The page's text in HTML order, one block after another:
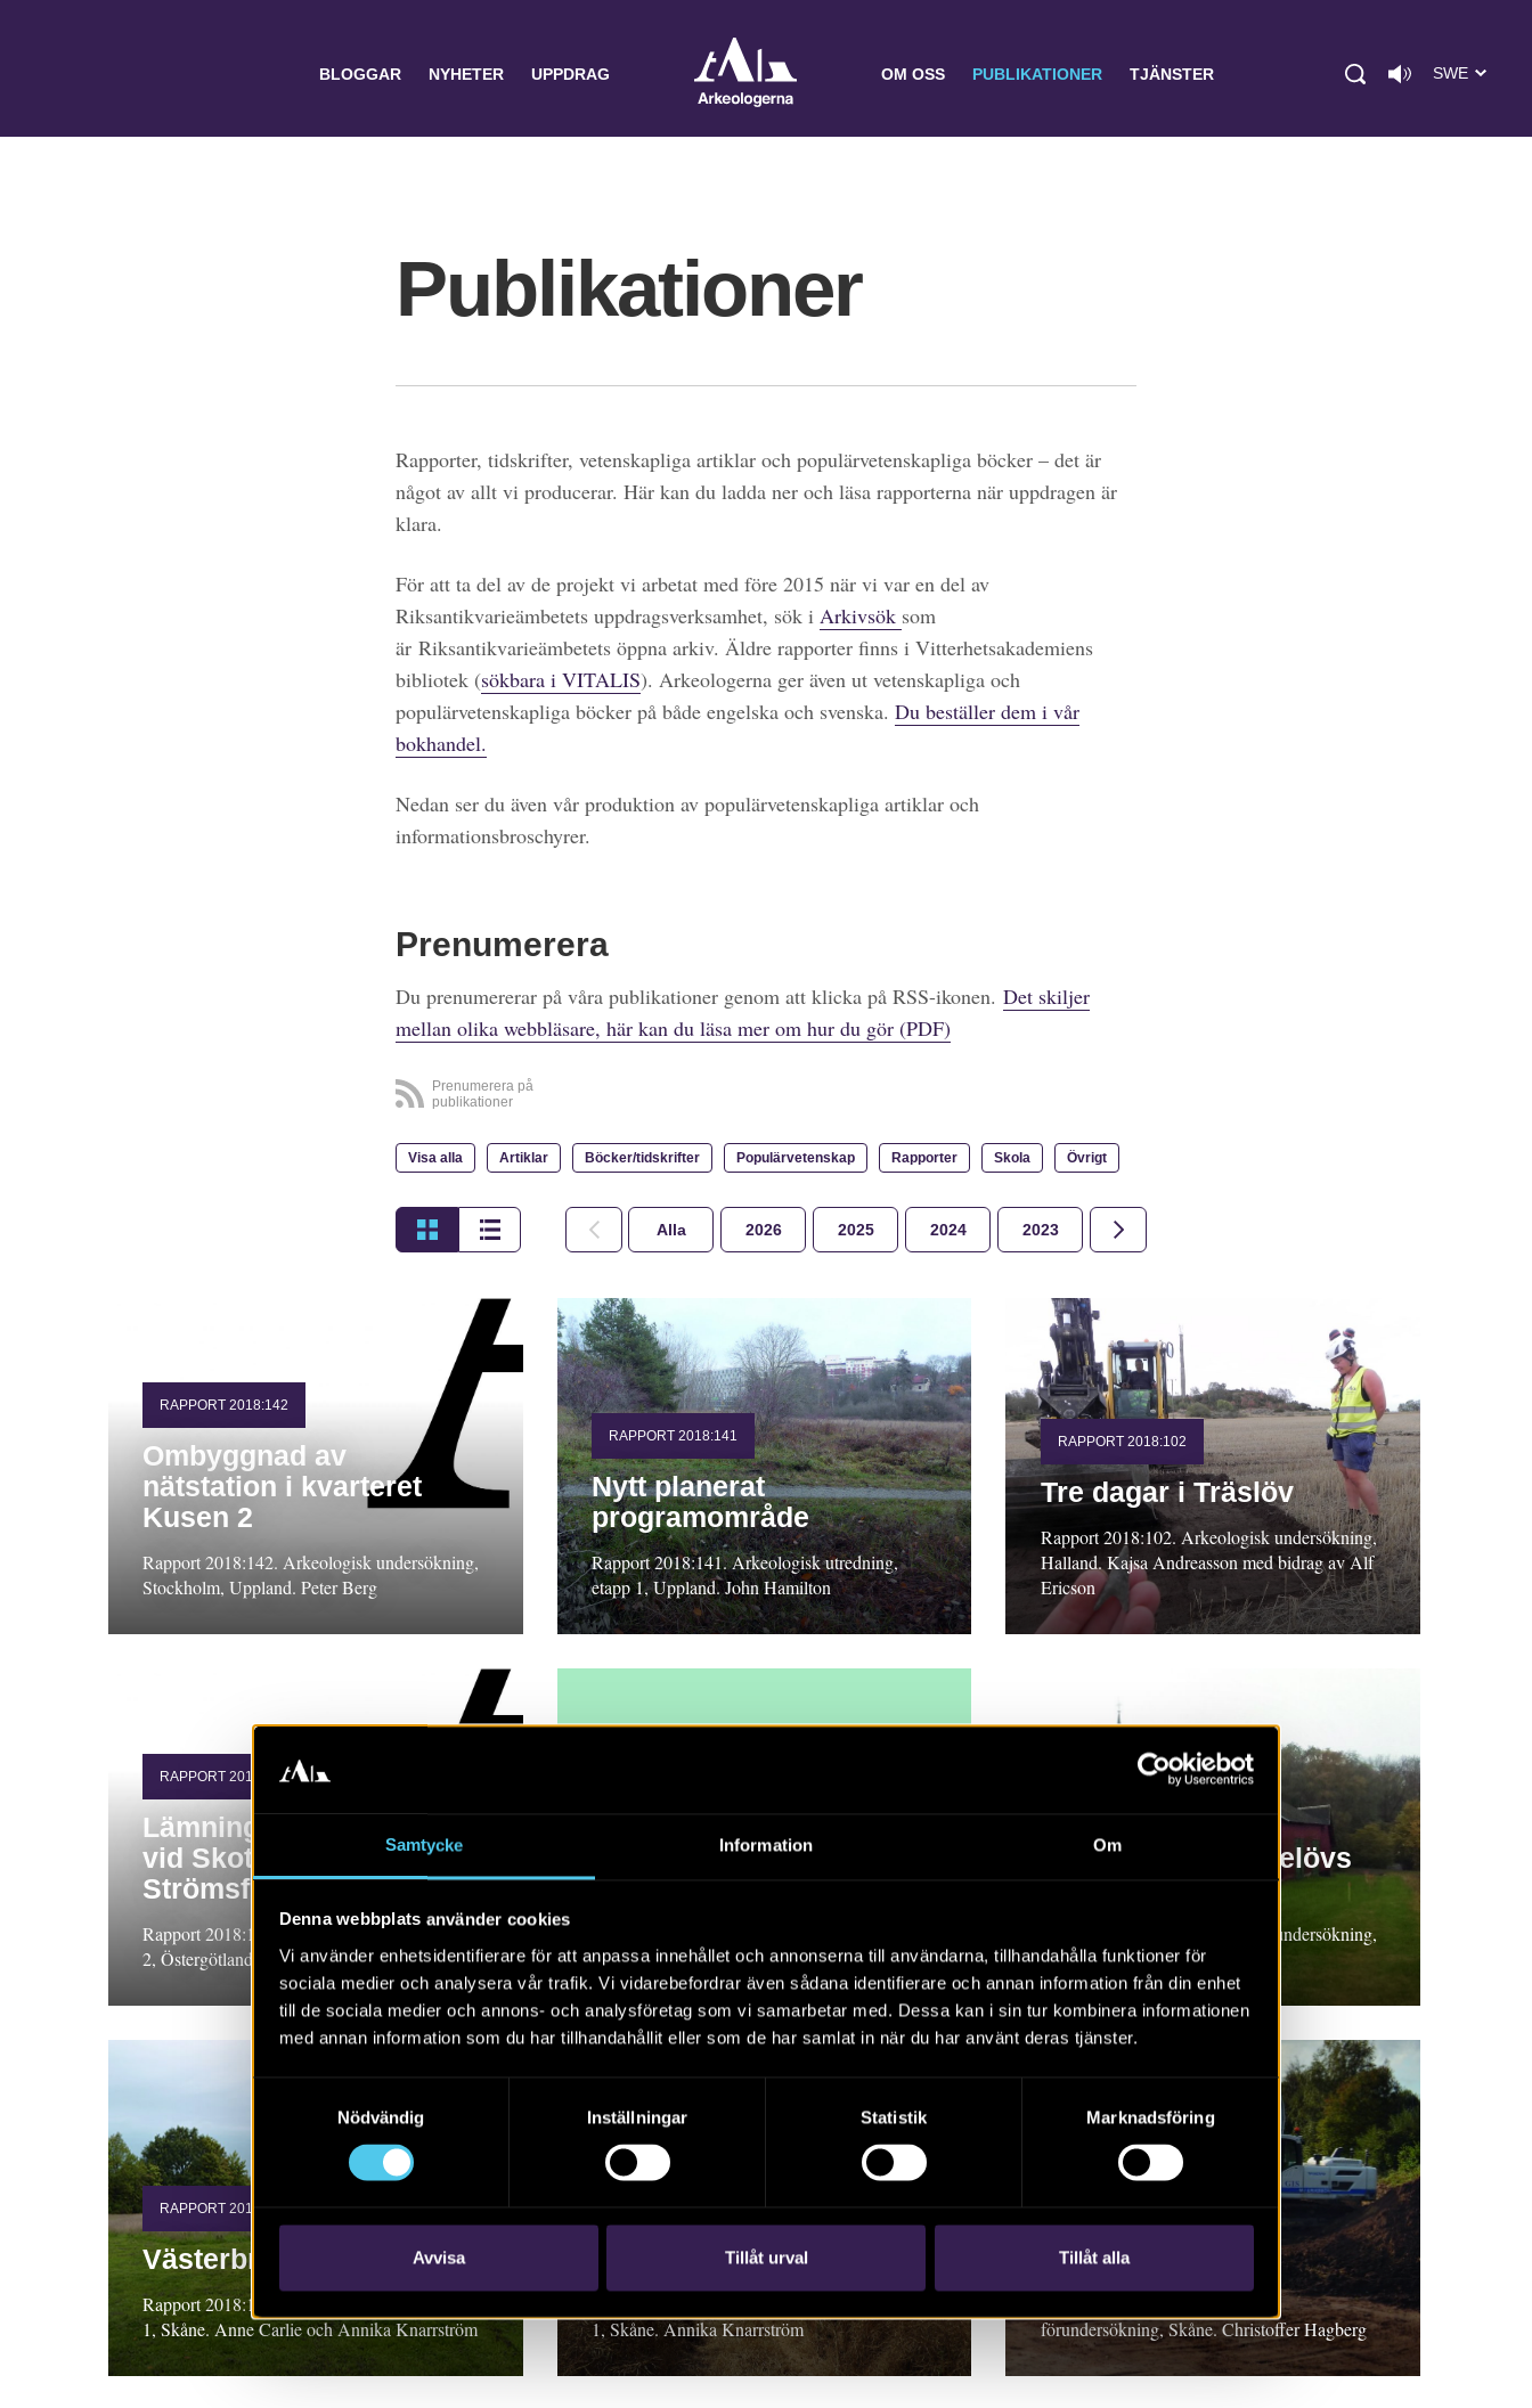
Samtycke Information Om
Denna webbplats använder cookies
Vi använder enhetsidentifierare för att anpassa innehållet och annonserna till användarna, tillhandahålla funktioner för
sociala medier och analysera vår trafik. Vi vidarebefordrar även sådana identifierare och annan information från din enhet
till de sociala medier och annons- och analysföretag som vi samarbetar med. Dessa kan i sin tur kombinera informationen
med annan information som du har tillhandahållit eller som de har samlat in när du har använt deras tjänster.
Nödvändig
Inställningar Statistik Marknadsföring
Avvisa Tillåt urval Tillåt alla
BLOGGAR NYHETER UPPDRAG OM OSS PUBLIKATIONER TJÄNSTER SWE
Publikationer
Rapporter, tidskrifter, vetenskapliga artiklar och populärvetenskapliga böcker – det är
något av allt vi producerar. Här kan du ladda ner och läsa rapporterna när uppdragen är
klara.
För att ta del av de projekt vi arbetat med före 2015 när vi var en del av
Riksantikvarieämbetets uppdragsverksamhet, sök i Arkivsök som
är Riksantikvarieämbetets öppna arkiv. Äldre rapporter finns i Vitterhetsakademiens
bibliotek (sökbara i VITALIS). Arkeologerna ger även ut vetenskapliga och
populärvetenskapliga böcker på både engelska och svenska. Du beställer dem i vår
bokhandel.
Nedan ser du även vår produktion av populärvetenskapliga artiklar och
informationsbroschyrer.
Prenumerera
Du prenumererar på våra publikationer genom att klicka på RSS-ikonen. Det skiljer
mellan olika webbläsare, här kan du läsa mer om hur du gör (PDF)
Prenumerera på
publikationer
Visa alla Artiklar Böcker/tidskrifter Populärvetenskap Rapporter Skola Övrigt
Alla 2026 2025 2024 2023 2022
RAPPORT 2018:142
Ombyggnad av
nätstation i kvarteret
Kusen 2
Rapport 2018:142. Arkeologisk undersökning,
Stockholm, Uppland. Peter Berg
RAPPORT 2018:141
Nytt planerat
programområde
Rapport 2018:141. Arkeologisk utredning,
etapp 1, Uppland. John Hamilton
RAPPORT 2018:102
Tre dagar i Träslöv
Rapport 2018:102. Arkeologisk undersökning,
Halland. Kajsa Andreasson med bidrag av Alf
Ericson
RAPPORT 2018:130
Lämningar från stenålder
vid Skottsätter i
Strömsfors
Rapport 2018:130. Arkeologisk utredning etapp
2, Östergötland. Fredrik Molin
Fiber i Dybro
Evanni
Gård nr 10 i Nöbbelövs
Rapport 2018:140. Arkeologisk undersökning,
Skåne. Mats Anglert
RAPPORT 2018:138
Västerbro
Rapport 2018:138. Arkeologisk utredning, steg
1, Skåne. Anne Carlie och Annika Knarrström
RAPPORT 2018:108
Vombsänkan till järnålder
på Lundaslätten
1, Skåne. Annika Knarrström
Tågarp 17:1
förundersökning, Skåne. Christoffer Hagberg